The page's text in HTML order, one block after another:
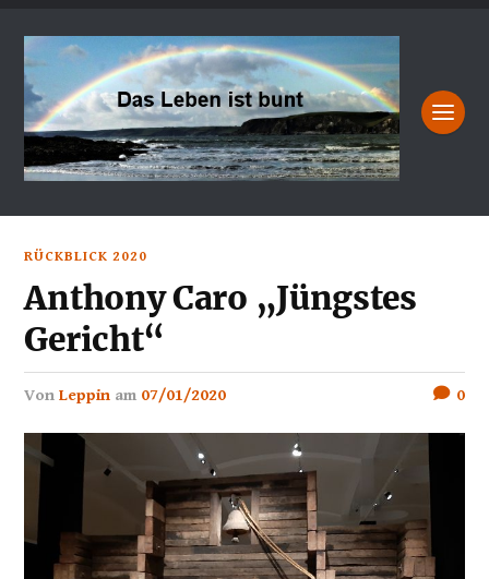
RÜCKBLICK 2020
Anthony Caro „Jüngstes
Gericht“
vonLeppin am 07/01/2020 0